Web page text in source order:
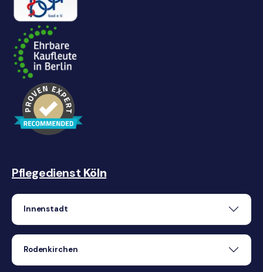
Pflegedienst Köln
Innenstadt
Rodenkirchen